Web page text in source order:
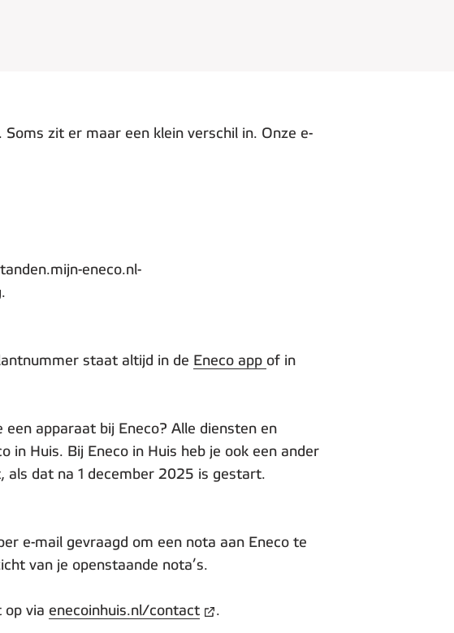
zit er maar een klein verschil in. Onze e-
eneco.nl-
staat altijd in de Eneco app of in
apparaat bij Eneco? Alle diensten en
in Huis. Bij Eneco in Huis heb je ook een ander
als dat na 1 december 2025 is gestart.
e-mail gevraagd om een nota aan Eneco te
van je openstaande nota’s.
op via enecoinhuis.nl/contact .